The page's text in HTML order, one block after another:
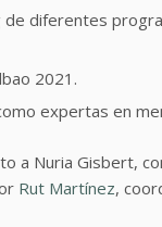
diferentes
2021.
expertas en
a Nuria Gisbert,
Rut Martínez,